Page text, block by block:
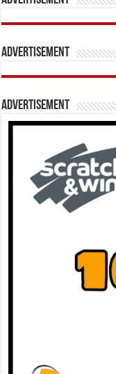
Advertisement
Advertisement